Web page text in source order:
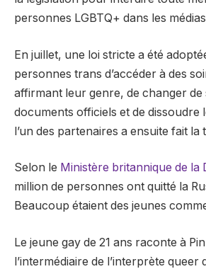
personnes LGBTQ+ dans les
En juillet, une loi stricte a été
personnes trans d’accéder à des
affirmant leur genre, de changer de
documents officiels et de dissoudre
l’un des partenaires a ensuite fait la
Selon le Ministère britannique de la
million de personnes ont quitté la
Beaucoup étaient des jeunes
Le jeune gay de 21 ans raconte à
l’intermédiaire de l’interprète queer